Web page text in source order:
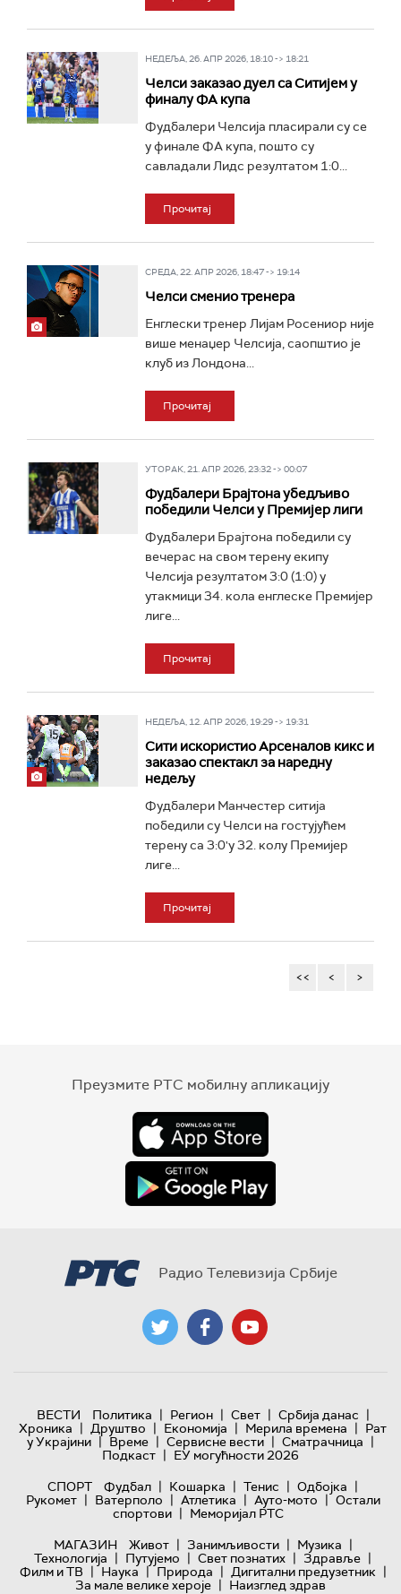
НЕДЕЉА, 26. АПР 2026, 18:10 -> 18:21
Челси заказао дуел са Ситијем у
финалу ФА купа
Фудбалери Челсија пласирали су се
у финале ФА купа, пошто су
савладали Лидс резултатом 1:0...
Прочитај
СРЕДА, 22. АПР 2026, 18:47 -> 19:14
Челси сменио тренера
Енглески тренер Лијам Росениор није
више менаџер Челсија, саопштио је
клуб из Лондона...
Прочитај
УТОРАК, 21. АПР 2026, 23:32 -> 00:07
Фудбалери Брајтона убедљиво
победили Челси у Премијер лиги
Фудбалери Брајтона победили су
вечерас на свом терену екипу
Челсија резултатом 3:0 (1:0) у
утакмици 34. кола енглеске Премијер
лиге...
Прочитај
НЕДЕЉА, 12. АПР 2026, 19:29 -> 19:31
Сити искористио Арсеналов кикс и
заказао спектакл за наредну
недељу
Фудбалери Манчестер ситија
победили су Челси на гостујућем
терену са 3:0'у 32. колу Премијер
лиге...
Прочитај
<< < >
Преузмите РТС мобилну апликацију
Радио Телевизија Србије
ВЕСТИ Политика | Регион | Свет | Србија данас |
Хроника | Друштво | Економија | Мерила времена | Рат
у Украјини | Време | Сервисне вести | Сматрачница |
Подкаст | ЕУ могућности 2026
СПОРТ
Фудбал | Кошарка | Тенис | Одбојка |
Рукомет | Ватерполо | Атлетика | Ауто-мото | Остали
спортови | Меморијал РТС
МАГАЗИН
Живот | Занимљивости | Музика |
Технологијa | Путујемо | Свет познатих | Здравље |
Филм и ТВ | Наука | Природа | Дигитални предузетник |
За мале велике хероје | Наизглед здрав